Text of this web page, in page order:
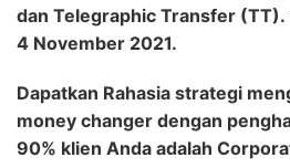
dan Telegraphic Transfer
4 November 2021.
Dapatkan Rahasia strategi
money changer dengan
90% klien Anda adalah